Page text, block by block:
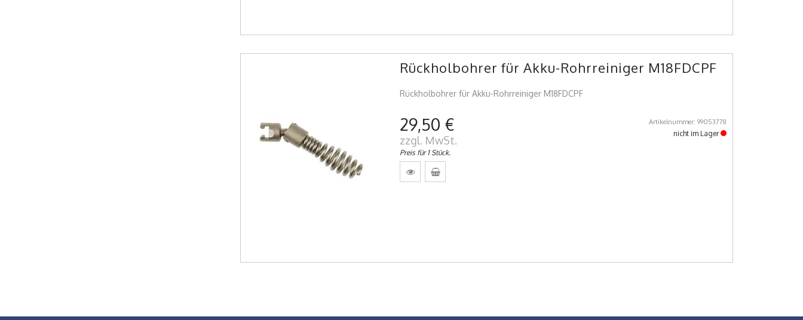
Rückholbohrer für Akku-Rohrreiniger M18FDCPF
Rückholbohrer für Akku-Rohrreiniger M18FDCPF
29,50 €
zzgl. MwSt.
Preis für 1 Stück.
Artikelnummer: 99053778
nicht im Lager